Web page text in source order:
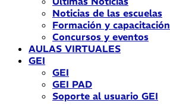
Noticias de las escuelas
Formación y capacitación
Concursos y eventos
AULAS VIRTUALES
GEI
GEI
GEI PAD
Soporte al usuario GEI